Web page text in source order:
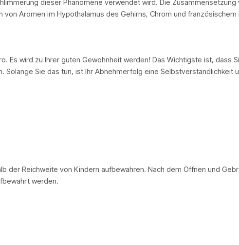
dieser Phänomene verwendet wird. Die Zusammensetzung
Aromen im Hypothalamus des Gehirns, Chrom und französischem
Es wird zu Ihrer guten Gewohnheit werden! Das Wichtigste ist, dass
Sie das tun, ist Ihr Abnehmerfolg eine Selbstverständlichkeit
der Reichweite von Kindern aufbewahren. Nach dem Öffnen und
werden.